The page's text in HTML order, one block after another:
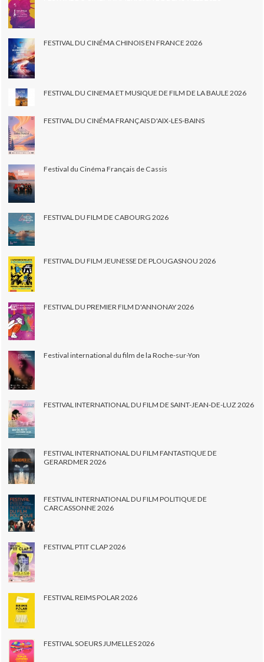
FESTIVAL DU CINÉMA CHINOIS EN FRANCE 2026
FESTIVAL DU CINEMA ET MUSIQUE DE FILM DE LA BAULE 2026
FESTIVAL DU CINÉMA FRANÇAIS D'AIX-LES-BAINS
Festival du Cinéma Français de Cassis
FESTIVAL DU FILM DE CABOURG 2026
FESTIVAL DU FILM JEUNESSE DE PLOUGASNOU 2026
FESTIVAL DU PREMIER FILM D'ANNONAY 2026
Festival international du film de la Roche-sur-Yon
FESTIVAL INTERNATIONAL DU FILM DE SAINT-JEAN-DE-LUZ 2026
FESTIVAL INTERNATIONAL DU FILM FANTASTIQUE DE
GERARDMER 2026
FESTIVAL INTERNATIONAL DU FILM POLITIQUE DE
CARCASSONNE 2026
FESTIVAL PTIT CLAP 2026
FESTIVAL REIMS POLAR 2026
FESTIVAL SOEURS JUMELLES 2026